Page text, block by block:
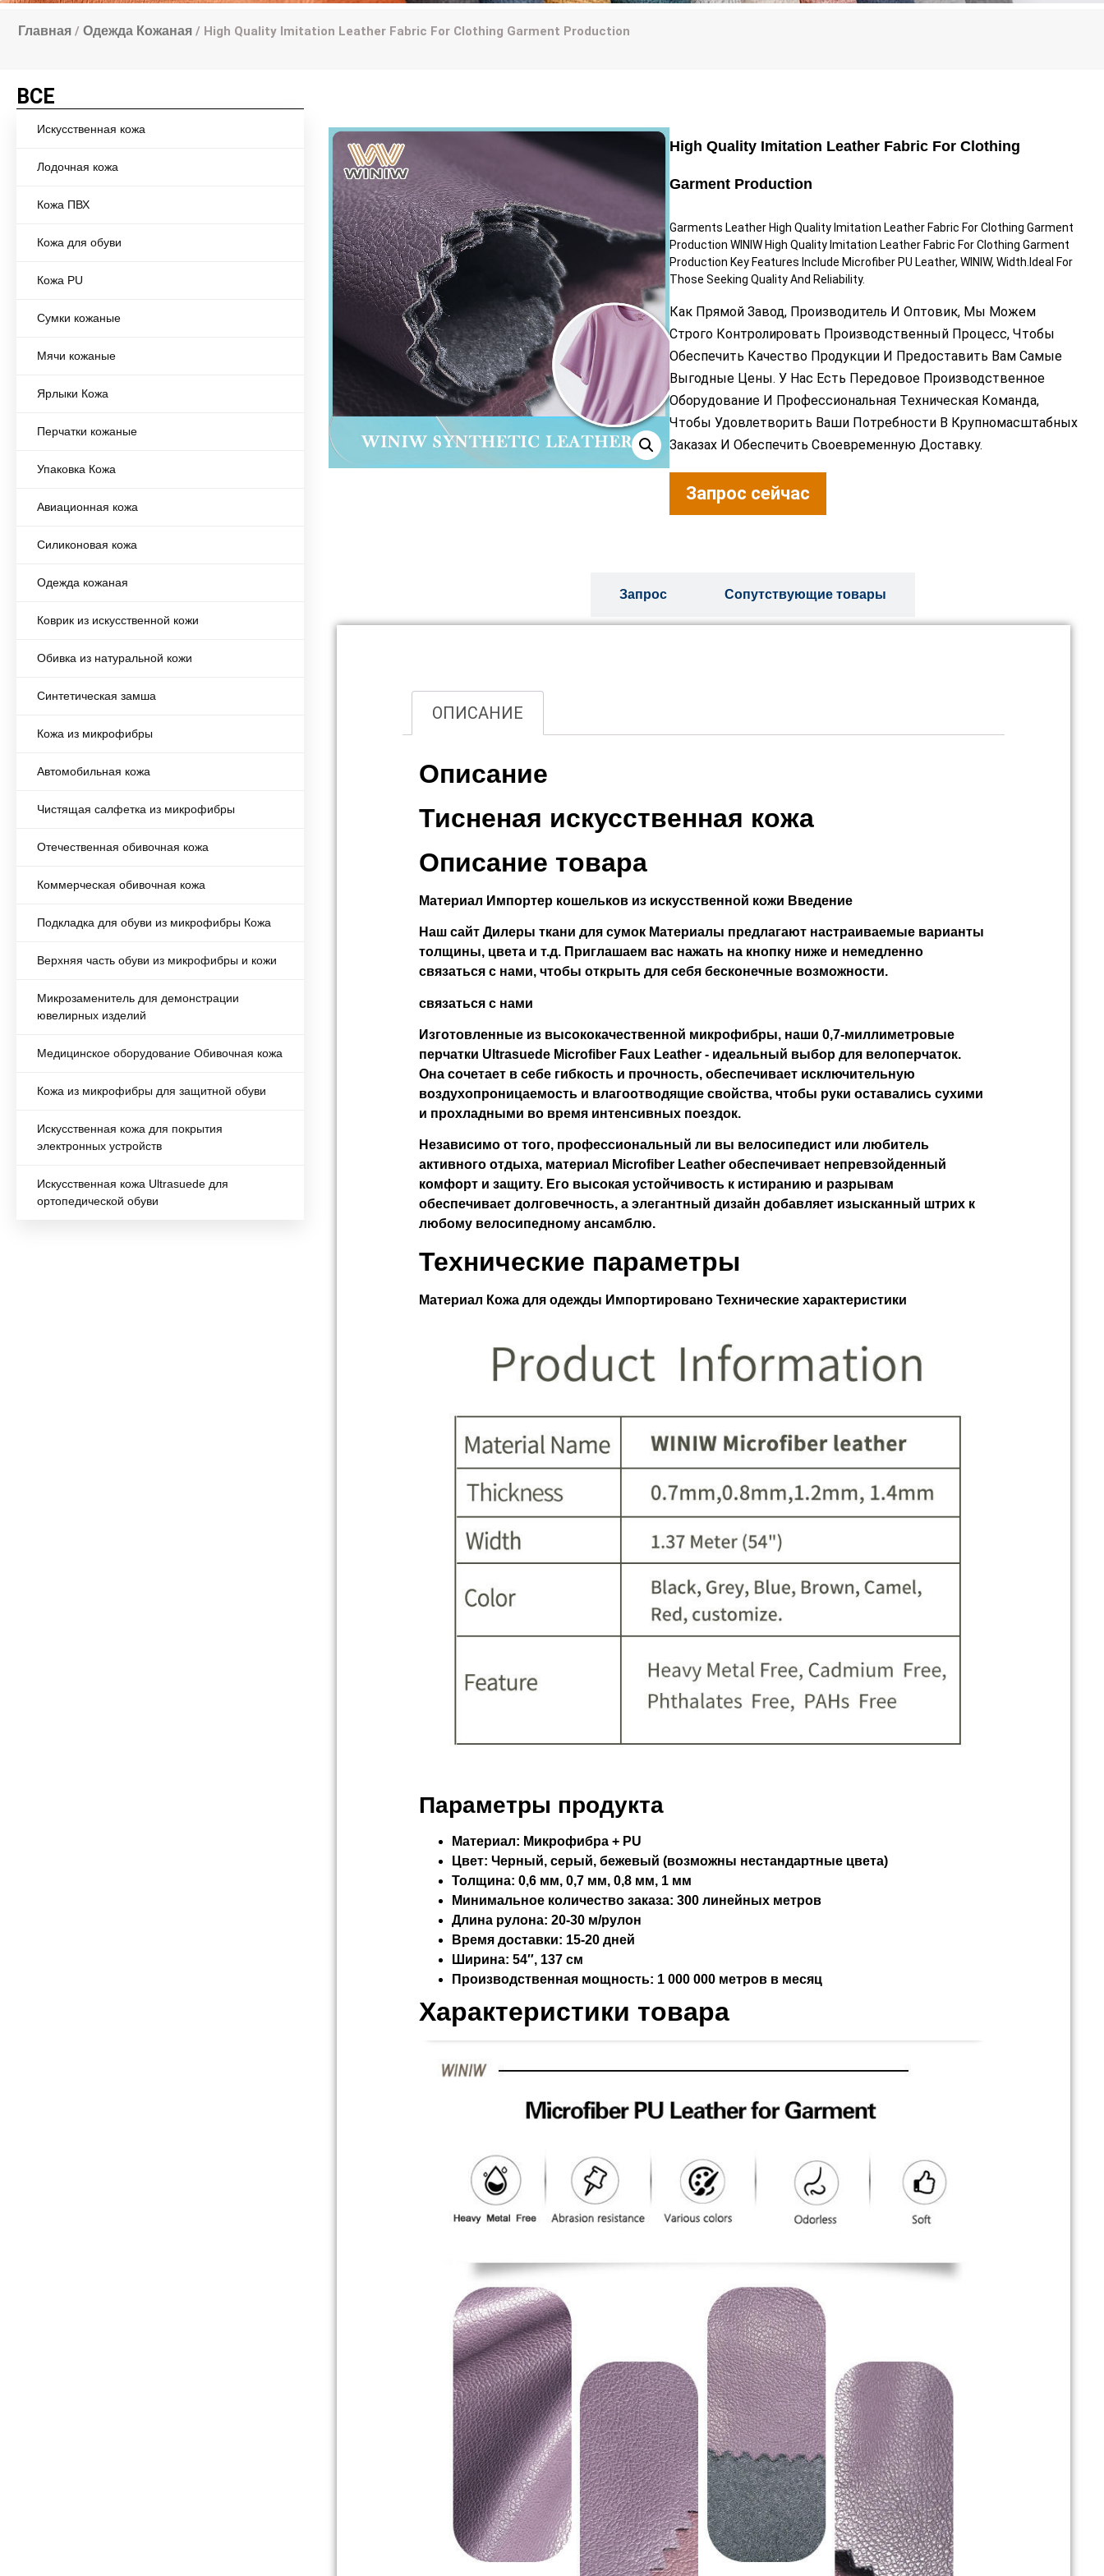
Главная / Одежда Кожаная / High Quality Imitation Leather Fabric For Clothing Garment Production
ВСЕ
Искусственная кожа
Лодочная кожа
Кожа ПВХ
Кожа для обуви
Кожа PU
Сумки кожаные
Мячи кожаные
Ярлыки Кожа
Перчатки кожаные
Упаковка Кожа
Авиационная кожа
Силиконовая кожа
Одежда кожаная
Коврик из искусственной кожи
Обивка из натуральной кожи
Синтетическая замша
Кожа из микрофибры
Автомобильная кожа
Чистящая салфетка из микрофибры
Отечественная обивочная кожа
Коммерческая обивочная кожа
Подкладка для обуви из микрофибры Кожа
Верхняя часть обуви из микрофибры и кожи
Микрозаменитель для демонстрации
ювелирных изделий
Медицинское оборудование Обивочная кожа
Кожа из микрофибры для защитной обуви
Искусственная кожа для покрытия
электронных устройств
Искусственная кожа Ultrasuede для
ортопедической обуви
High Quality Imitation Leather Fabric For Clothing
Garment Production
Garments Leather High Quality Imitation Leather Fabric For Clothing Garment
Production WINIW High Quality Imitation Leather Fabric For Clothing Garment
Production Key Features Include Microfiber PU Leather, WINIW, Width.Ideal For
Those Seeking Quality And Reliability.
Как Прямой Завод, Производитель И Оптовик, Мы Можем
Строго Контролировать Производственный Процесс, Чтобы
Обеспечить Качество Продукции И Предоставить Вам Самые
Выгодные Цены. У Нас Есть Передовое Производственное
Оборудование И Профессиональная Техническая Команда,
Чтобы Удовлетворить Ваши Потребности В Крупномасштабных
Заказах И Обеспечить Своевременную Доставку.
Запрос сейчас
Запрос Сопутствующие товары
ОПИСАНИЕ
Описание
Тисненая искусственная кожа
Описание товара
Материал Импортер кошельков из искусственной кожи Введение
Наш сайт Дилеры ткани для сумок Материалы предлагают настраиваемые варианты
толщины, цвета и т.д. Приглашаем вас нажать на кнопку ниже и немедленно
связаться с нами, чтобы открыть для себя бесконечные возможности.
связаться с нами
Изготовленные из высококачественной микрофибры, наши 0,7-миллиметровые
перчатки Ultrasuede Microfiber Faux Leather - идеальный выбор для велоперчаток.
Она сочетает в себе гибкость и прочность, обеспечивает исключительную
воздухопроницаемость и влагоотводящие свойства, чтобы руки оставались сухими
и прохладными во время интенсивных поездок.
Независимо от того, профессиональный ли вы велосипедист или любитель
активного отдыха, материал Microfiber Leather обеспечивает непревзойденный
комфорт и защиту. Его высокая устойчивость к истиранию и разрывам
обеспечивает долговечность, а элегантный дизайн добавляет изысканный штрих к
любому велосипедному ансамблю.
Технические параметры
Материал Кожа для одежды Импортировано Технические характеристики
Параметры продукта
Материал: Микрофибра + PU
Цвет: Черный, серый, бежевый (возможны нестандартные цвета)
Толщина: 0,6 мм, 0,7 мм, 0,8 мм, 1 мм
Минимальное количество заказа: 300 линейных метров
Длина рулона: 20-30 м/рулон
Время доставки: 15-20 дней
Ширина: 54″, 137 см
Производственная мощность: 1 000 000 метров в месяц
Характеристики товара